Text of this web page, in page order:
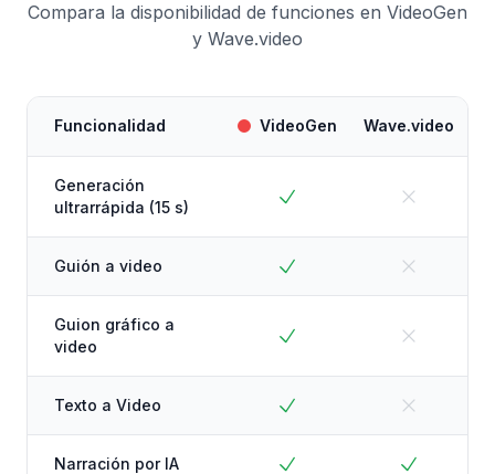
Compara la disponibilidad de funciones en VideoGen
y Wave.video
Funcionalidad VideoGen Wave.video
Generación
ultrarrápida (15 s)
Guión a video
Guion gráfico a
video
Texto a Video
Narración por IA